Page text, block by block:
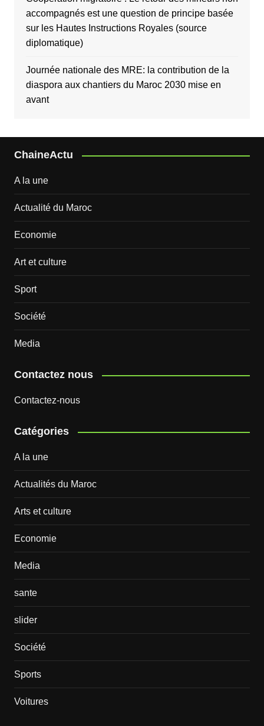
accompagnés est une question de principe basée
sur les Hautes Instructions Royales (source
diplomatique)
Journée nationale des MRE: la contribution de la
diaspora aux chantiers du Maroc 2030 mise en
avant
ChaineActu
A la une
Actualité du Maroc
Economie
Art et culture
Sport
Société
Media
Contactez nous
Contactez-nous
Catégories
A la une
Actualités du Maroc
Arts et culture
Economie
Media
sante
slider
Société
Sports
Voitures